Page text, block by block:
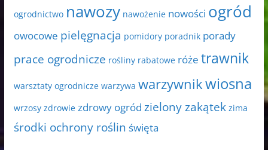
ogrodnictwo nawozy nawożenie nowości ogród
owocowe pielęgnacja pomidory poradnik porady
prace ogrodnicze rośliny rabatowe róże trawnik
warsztaty ogrodnicze warzywa warzywnikwiosna
wrzosy zdrowie zdrowy ogród zielony zakątek zima
środki ochrony roślin święta